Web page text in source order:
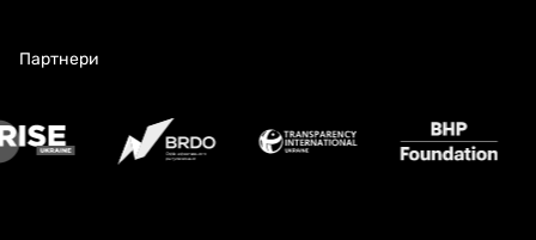
Партнери